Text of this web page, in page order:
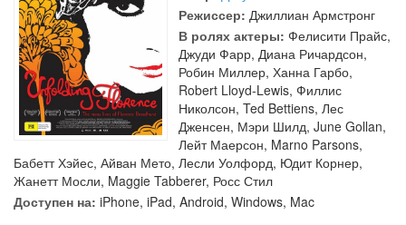
Режиссер: Джиллиан Армстронг
В ролях актеры: Фелисити Прайс,
Джуди Фарр, Диана Ричардсон,
Робин Миллер, Ханна Гарбо,
Robert Lloyd-Lewis, Филлис
Николсон, Ted Bettiens, Лес
Дженсен, Мэри Шилд, June Gollan,
Лейт Маерсон, Marno Parsons,
Бабетт Хэйес, Айван Мето, Лесли Уолфорд, Юдит Корнер,
Жанетт Мосли, Maggie Tabberer, Росс Стил
Доступен на: iPhone, iPad, Android, Windows, Mac